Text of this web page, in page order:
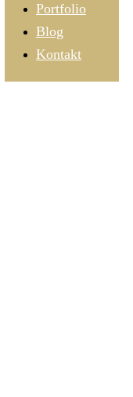
Portfolio
Blog
Kontakt